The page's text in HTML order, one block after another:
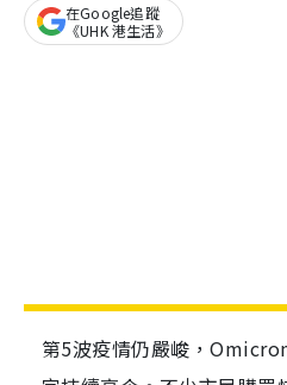
在Google追蹤
《UHK 港生活》
第5波疫情仍嚴峻，